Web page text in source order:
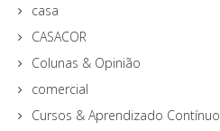
casa
CASACOR
Colunas & Opinião
comercial
Cursos & Aprendizado Contínuo